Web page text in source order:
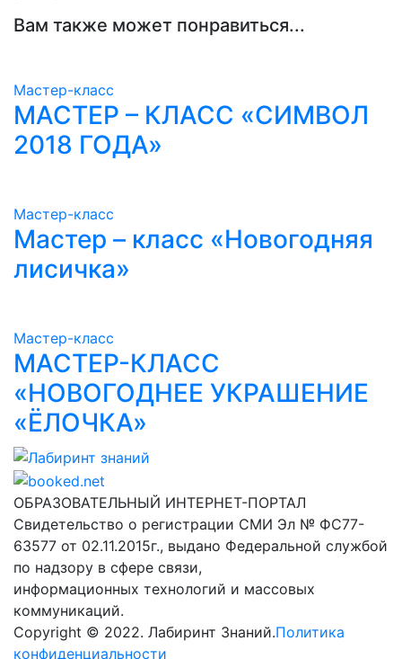
Вам также может понравиться...
Мастер-класс
МАСТЕР – КЛАСС «СИМВОЛ
2018 ГОДА»
Мастер-класс
Мастер – класс «Новогодняя
лисичка»
Мастер-класс
МАСТЕР-КЛАСС
«НОВОГОДНЕЕ УКРАШЕНИЕ
«ЁЛОЧКА»
Лабиринт знаний
ОБРАЗОВАТЕЛЬНЫЙ ИНТЕРНЕТ-ПОРТАЛ
Свидетельство о регистрации СМИ Эл № ФС77-
63577 от 02.11.2015г., выдано Федеральной службой
по надзору в сфере связи,
информационных технологий и массовых
коммуникаций.
Copyright © 2022. Лабиринт Знаний.Политика
конфиденциальности